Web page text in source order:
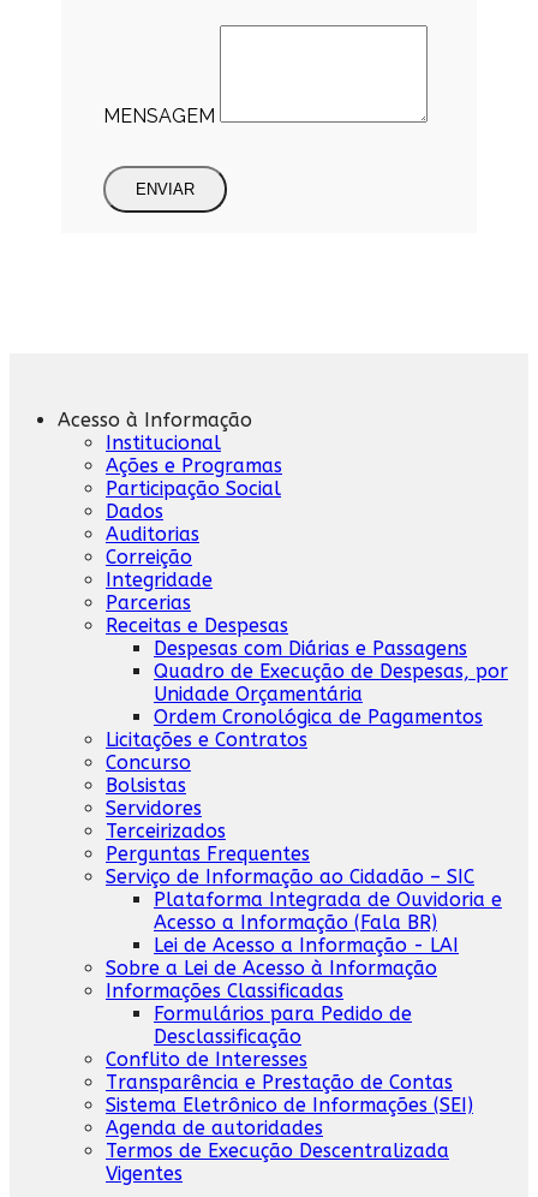
MENSAGEM
ENVIAR
Acesso à Informação
Institucional
Ações e Programas
Participação Social
Dados
Auditorias
Correição
Integridade
Parcerias
Receitas e Despesas
Despesas com Diárias e Passagens
Quadro de Execução de Despesas, por
Unidade Orçamentária
Ordem Cronológica de Pagamentos
Licitações e Contratos
Concurso
Bolsistas
Servidores
Terceirizados
Perguntas Frequentes
Serviço de Informação ao Cidadão – SIC
Plataforma Integrada de Ouvidoria e
Acesso a Informação (Fala BR)
Lei de Acesso a Informação - LAI
Sobre a Lei de Acesso à Informação
Informações Classificadas
Formulários para Pedido de
Desclassificação
Conflito de Interesses
Transparência e Prestação de Contas
Sistema Eletrônico de Informações (SEI)
Agenda de autoridades
Termos de Execução Descentralizada
Vigentes